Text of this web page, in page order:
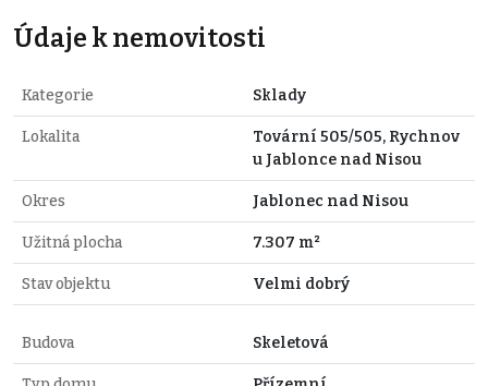
Údaje k nemovitosti
Kategorie Sklady
Lokalita
Tovární 505/505, Rychnov
u Jablonce nad Nisou
Okres Jablonec nad Nisou
Užitná plocha 7.307 m²
Stav objektu Velmi dobrý
Budova Skeletová